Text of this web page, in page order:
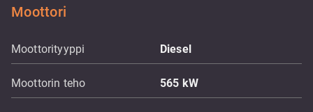
Moottori
Moottorityyppi Diesel
Moottorin teho 565 kW